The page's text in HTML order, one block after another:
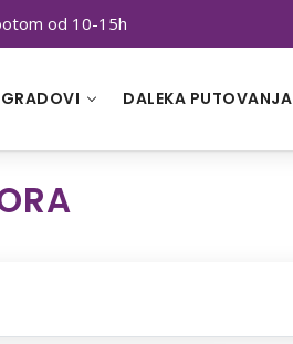
od 10-15h
DALEKA PUTOVANJA